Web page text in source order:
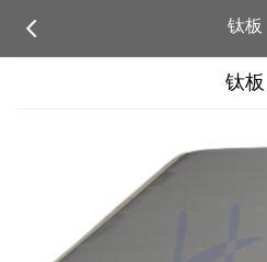
 钛板
钛板